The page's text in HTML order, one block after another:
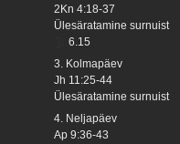
2Kn 4:18-37
Ülesäratamine surnuist
6.15
3. Kolmapäev
Jh 11:25-44
Ülesäratamine surnuist
4. Neljapäev
Ap 9:36-43